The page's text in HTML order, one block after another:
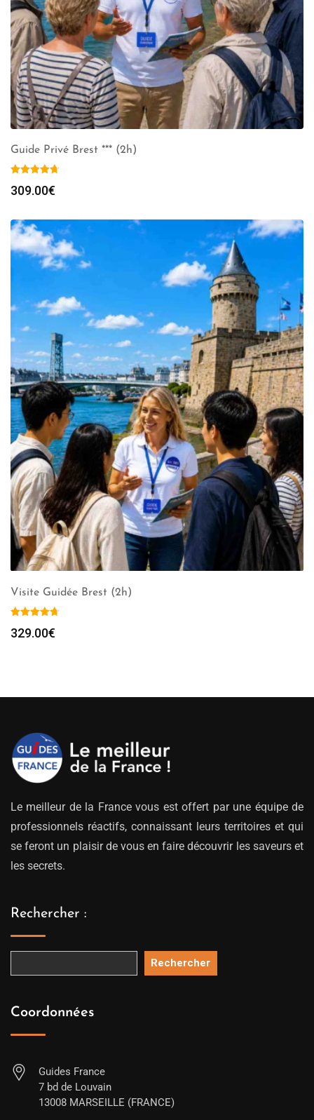
Guide Privé Brest *** (2h)
309.00€
Visite Guidée Brest (2h)
329.00€
Le meilleur de la France vous est offert par une équipe de
professionnels réactifs, connaissant leurs territoires et qui
se feront un plaisir de vous en faire découvrir les saveurs et
les secrets.
Rechercher :
Rechercher
Coordonnées
Guides France
7 bd de Louvain
13008 MARSEILLE (FRANCE)